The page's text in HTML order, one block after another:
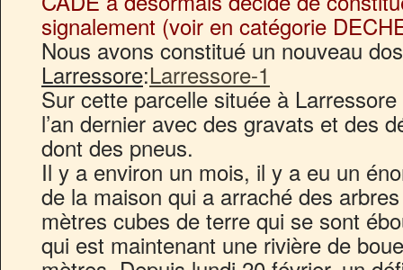
signalement (voir en catégorie
Nous avons constitué un nouveau
Larressore:Larressore-1
Sur cette parcelle située à
l’an dernier avec des gravats et des
dont des pneus.
Il y a environ un mois, il y a eu un
de la maison qui a arraché des
mètres cubes de terre qui se sont
qui est maintenant une rivière de